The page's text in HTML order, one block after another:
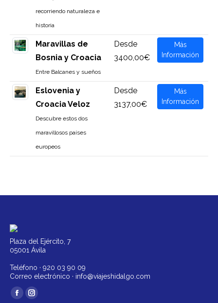
recorriendo naturaleza e
historia
Maravillas de
Bosnia y Croacia
Entre Balcanes y sueños
Desde
3400,00€
Más
Información
Eslovenia y
Croacia Veloz
Descubre estos dos
maravillosos países
europeos
Desde
3137,00€
Más
Información
Plaza del Ejército, 7
05001 Ávila
Teléfono · 920 03 90 09
Correo electrónico · info@viajeshidalgo.com
Encuéntranos en:
FacebookInstagram